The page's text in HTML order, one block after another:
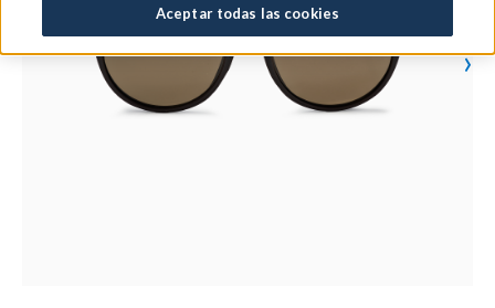
›
Aceptar todas las cookies